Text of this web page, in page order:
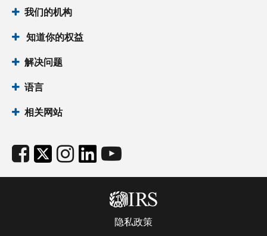
我们的机构
知道你的权益
解决问题
语言
相关网站
隐私政策